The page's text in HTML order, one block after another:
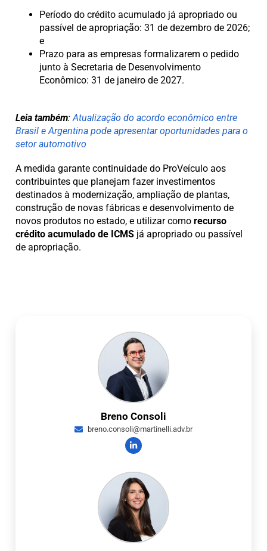
Período do crédito acumulado já apropriado ou
passível de apropriação: 31 de dezembro de 2026;
e
Prazo para as empresas formalizarem o pedido
junto à Secretaria de Desenvolvimento
Econômico: 31 de janeiro de 2027.
Leia também: Atualização do acordo econômico entre
Brasil e Argentina pode apresentar oportunidades para o
setor automotivo
A medida garante continuidade do ProVeículo aos
contribuintes que planejam fazer investimentos
destinados à modernização, ampliação de plantas,
construção de novas fábricas e desenvolvimento de
novos produtos no estado, e utilizar como recurso
crédito acumulado de ICMS já apropriado ou passível
de apropriação.
Breno Consoli
breno.consoli@martinelli.adv.br